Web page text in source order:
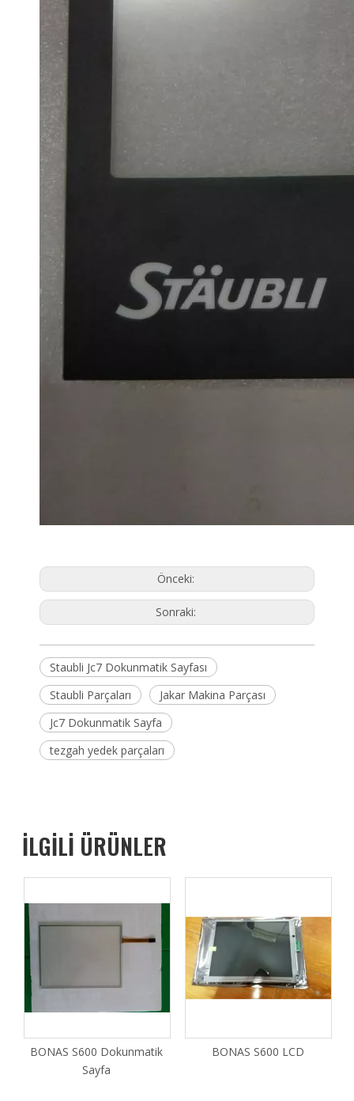
Önceki:
Sonraki:
Staubli Jc7 Dokunmatik Sayfası
Staubli Parçaları
Jakar Makina Parçası
Jc7 Dokunmatik Sayfa
tezgah yedek parçaları
İLGİLİ ÜRÜNLER
BONAS S600 Dokunmatik
Sayfa
BONAS S600 LCD